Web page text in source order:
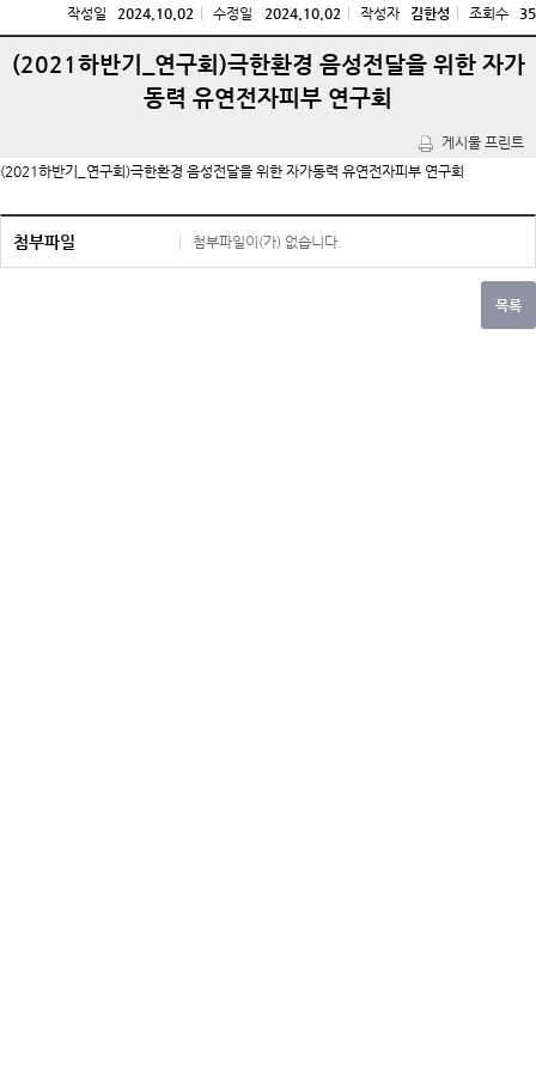
작성일 2024.10.02 수정일 2024.10.02 작성자 김한성 조회수 35
(2021하반기_연구회)극한환경 음성전달을 위한 자가
동력 유연전자피부 연구회
(2021하반기_연구회)극한환경 음성전달을 위한 자가동력 유연전자피부 연구회
첨부파일 첨부파일이(가) 없습니다.